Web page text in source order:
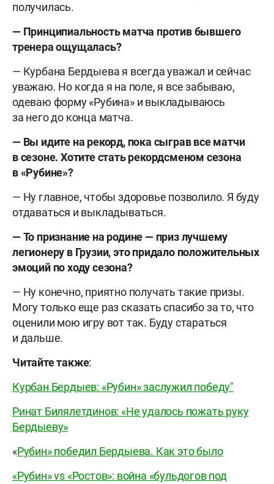
получилась.
— Принципиальность матча против бывшего
тренера ощущалась?
— Курбана Бердыева я всегда уважал и сейчас
уважаю. Но когда я на поле, я все забываю,
одеваю форму «Рубина» и выкладываюсь
за него до конца матча.
— Вы идите на рекорд, пока сыграв все матчи
в сезоне. Хотите стать рекордсменом сезона
в «Рубине»?
— Ну главное, чтобы здоровье позволило. Я буду
отдаваться и выкладываться.
— То признание на родине — приз лучшему
легионеру в Грузии, это придало положительных
эмоций по ходу сезона?
— Ну конечно, приятно получать такие призы.
Могу только еще раз сказать спасибо за то, что
оценили мою игру вот так. Буду стараться
и дальше.
Читайте также:
Курбан Бердыев: «Рубин» заслужил победу"
Ринат Билялетдинов: «Не удалось пожать руку
Бердыеву»
«Рубин» победил Бердыева. Как это было
«Рубин» vs «Ростов»: война «бульдогов под